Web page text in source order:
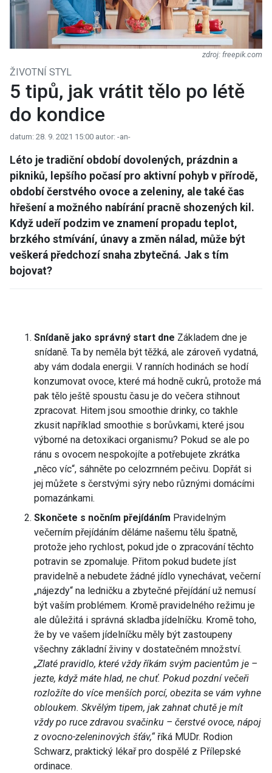
freepik.com
ŽIVOTNÍ STYL
5 tipů, jak vrátit tělo po létě
do kondice
datum: 28. 9. 2021 15:00 autor: -an-
Léto je tradiční období dovolených, prázdnin a
pikniků, lepšího počasí pro aktivní pohyb v přírodě,
období čerstvého ovoce a zeleniny, ale také čas
hřešení a možného nabírání pracně shozených kil.
Když udeří podzim ve znamení propadu teplot,
brzkého stmívání, únavy a změn nálad, může být
veškerá předchozí snaha zbytečná. Jak s tím
bojovat?
Snídaně jako správný start dne Základem dne je
snídaně. Ta by neměla být těžká, ale zároveň vydatná,
aby vám dodala energii. V ranních hodinách se hodí
konzumovat ovoce, které má hodně cukrů, protože má
pak tělo ještě spoustu času je do večera stihnout
zpracovat. Hitem jsou smoothie drinky, co takhle
zkusit například smoothie s borůvkami, které jsou
výborné na detoxikaci organismu? Pokud se ale po
ránu s ovocem nespokojíte a potřebujete zkrátka
„něco víc“, sáhněte po celozrnném pečivu. Dopřát si
jej můžete s čerstvými sýry nebo různými domácími
pomazánkami.
Skončete s nočním přejídáním Pravidelným
večerním přejídáním děláme našemu tělu špatně,
protože jeho rychlost, pokud jde o zpracování těchto
potravin se zpomaluje. Přitom pokud budete jíst
pravidelně a nebudete žádné jídlo vynechávat, večerní
„nájezdy“ na ledničku a zbytečné přejídání už nemusí
být vaším problémem. Kromě pravidelného režimu je
ale důležitá i správná skladba jídelníčku. Kromě toho,
že by ve vašem jídelníčku měly být zastoupeny
všechny základní živiny v dostatečném množství.
„Zlaté pravidlo, které vždy říkám svým pacientům je –
jezte, když máte hlad, ne chuť. Pokud pozdní večeři
rozložíte do více menších porcí, obezita se vám vyhne
obloukem. Skvělým tipem, jak zahnat chutě je mít
vždy po ruce zdravou svačinku – čerstvé ovoce, nápoj
z ovocno-zeleninových šťáv,“ říká MUDr. Rodion
Schwarz, praktický lékař pro dospělé z Přílepské
ordinace.